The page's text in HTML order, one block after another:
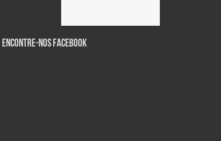
Encontre-nos Facebook